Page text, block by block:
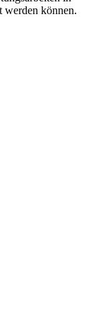
werden können.